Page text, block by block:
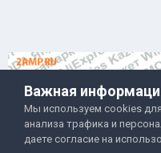
Правила и условия
Важная
Мы используем cookies
анализа трафика и
даете согласие на